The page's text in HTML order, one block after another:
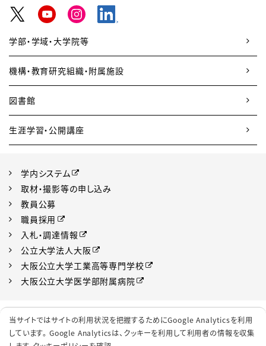
当サイトではサイトの利用状況を把握するためにGoogle Analyticsを利用
しています。 Google Analyticsは、 クッキーを利用して利用者の情報を収集
学部・学域・大学院等
機構・教育研究組織・附属施設
図書館
生涯学習・公開講座
学内システム
取材・撮影等の申し込み
教員公募
職員採用
入札・調達情報
公立大学法人大阪
大阪公立大学工業高等専門学校
大阪公立大学医学部附属病院
プライバシーポリシー
サイトポリシー
ソーシャルメディアポリシー
クッキーポリシー